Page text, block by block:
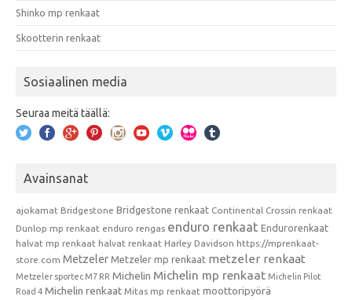
Shinko mp renkaat
Skootterin renkaat
Sosiaalinen media
Seuraa meitä täällä:
Avainsanat
ajokamat Bridgestone Bridgestone renkaat Continental Crossin renkaat
Dunlop mp renkaat enduro rengas enduro renkaat Endurorenkaat
halvat mp renkaat halvat renkaat Harley Davidson https://mprenkaat-
store.com Metzeler Metzeler mp renkaat metzeler renkaat
Metzeler sportec M7 RR Michelin Michelin mp renkaat Michelin Pilot
Road 4 Michelin renkaat Mitas mp renkaat moottoripyörä